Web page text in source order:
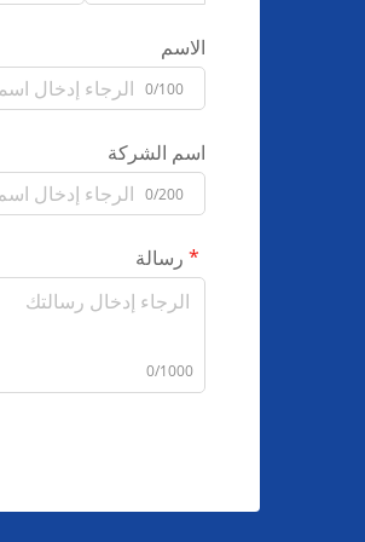
الاسم
0/100
اسم الشركة
0/200
رسالة
0/1000